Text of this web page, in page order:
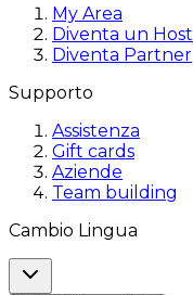
My Area
Diventa un Host
Diventa Partner
Supporto
Assistenza
Gift cards
Aziende
Team building
Cambio Lingua